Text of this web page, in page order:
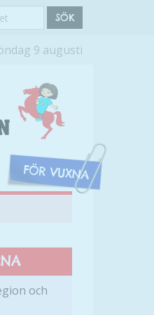
SÖK
9 augusti
och